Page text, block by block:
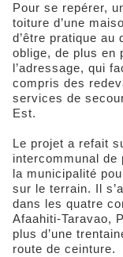
Pour se repérer,
toiture d’une
d’être pratique au
oblige, de plus en
l’adressage, qui
compris des
services de
Est.
Le projet a refait
intercommunal
la municipalité
sur le terrain. Il
dans les quatre
Afaahiti-Taravao,
plus d’une
route de ceinture.